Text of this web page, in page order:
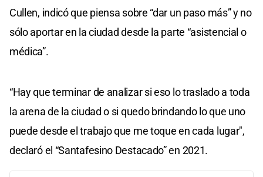
Cullen, indicó que piensa sobre “dar un paso más” y no
sólo aportar en la ciudad desde la parte “asistencial o
médica”.
“Hay que terminar de analizar si eso lo traslado a toda
la arena de la ciudad o si quedo brindando lo que uno
puede desde el trabajo que me toque en cada lugar",
declaró el “Santafesino Destacado” en 2021.